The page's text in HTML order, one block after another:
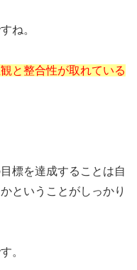
ね。
と整合性が取れている
標を達成することは自
ということがしっかり
。